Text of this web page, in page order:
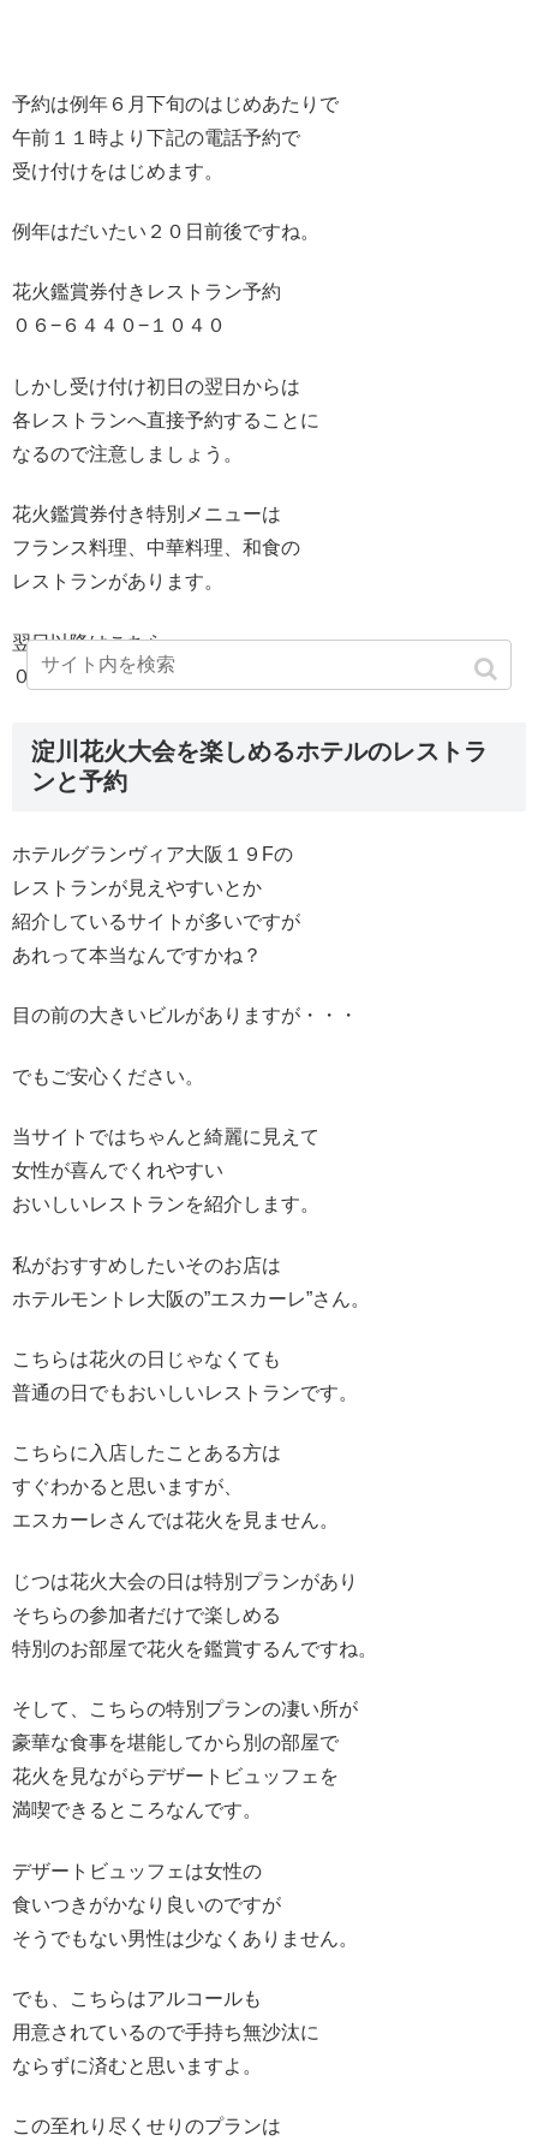
予約は例年６月下旬のはじめあたりで
午前１１時より下記の電話予約で
受け付けをはじめます。
例年はだいたい２０日前後ですね。
花火鑑賞券付きレストラン予約
０６−６４４０−１０４０
しかし受け付け初日の翌日からは
各レストランへ直接予約することに
なるので注意しましょう。
花火鑑賞券付き特別メニューは
フランス料理、中華料理、和食の
レストランがあります。
翌日以降はこちらへ
０６−６４４０−１１１１
淀川花火大会を楽しめるホテルのレストラ
ンと予約
ホテルグランヴィア大阪１９Fの
レストランが見えやすいとか
紹介しているサイトが多いですが
あれって本当なんですかね？
目の前の大きいビルがありますが・・・
でもご安心ください。
当サイトではちゃんと綺麗に見えて
女性が喜んでくれやすい
おいしいレストランを紹介します。
私がおすすめしたいそのお店は
ホテルモントレ大阪の”エスカーレ”さん。
こちらは花火の日じゃなくても
普通の日でもおいしいレストランです。
こちらに入店したことある方は
すぐわかると思いますが、
エスカーレさんでは花火を見ません。
じつは花火大会の日は特別プランがあり
そちらの参加者だけで楽しめる
特別のお部屋で花火を鑑賞するんですね。
そして、こちらの特別プランの凄い所が
豪華な食事を堪能してから別の部屋で
花火を見ながらデザートビュッフェを
満喫できるところなんです。
デザートビュッフェは女性の
食いつきがかなり良いのですが
そうでもない男性は少なくありません。
でも、こちらはアルコールも
用意されているので手持ち無沙汰に
ならずに済むと思いますよ。
この至れり尽くせりのプランは